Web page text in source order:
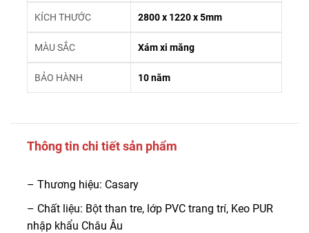
KÍCH THƯỚC 2800 x 1220 x 5mm
MÀU SẮC Xám xi măng
BẢO HÀNH 10 năm
Thông tin chi tiết sản phẩm
– Thương hiệu: Casary
– Chất liệu: Bột than tre, lớp PVC trang trí, Keo PUR
nhập khẩu Châu Âu